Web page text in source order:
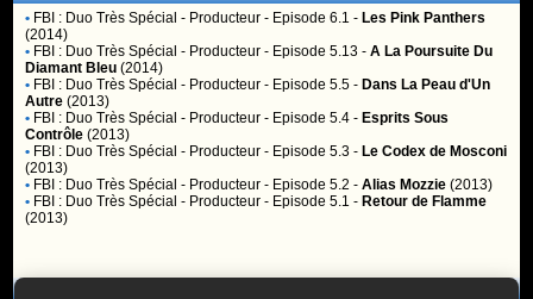
• FBI : Duo Très Spécial - Producteur - Episode 6.1 - Les Pink Panthers
(2014)
• FBI : Duo Très Spécial - Producteur - Episode 5.13 -A La Poursuite Du
Diamant Bleu (2014)
• FBI : Duo Très Spécial - Producteur - Episode 5.5 - Dans La Peau d'Un
Autre (2013)
• FBI : Duo Très Spécial - Producteur - Episode 5.4 - Esprits Sous
Contrôle (2013)
• FBI : Duo Très Spécial - Producteur - Episode 5.3 - Le Codex de Mosconi
(2013)
• FBI : Duo Très Spécial - Producteur - Episode 5.2 -Alias Mozzie (2013)
• FBI : Duo Très Spécial - Producteur - Episode 5.1 - Retour de Flamme
(2013)